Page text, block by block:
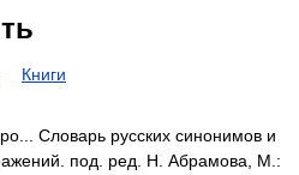
Книги
Словарь русских синонимов и
под. ред. Н. Абрамова, М.: